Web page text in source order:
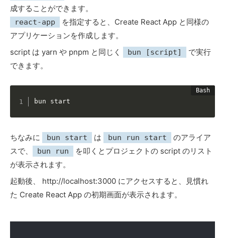
成することができます。
react-app
を指定すると、Create React App と同様の
アプリケーションを作成します。
script は yarn や pnpm と同じく
bun [script]
で実行
できます。
bun start
ちなみに bun start は bun run start
のアライア
スで、
bun run
を叩くとプロジェクトの script のリスト
が表示されます。
起動後、 http://localhost:3000 にアクセスすると、見慣れ
た Create React App の初期画面が表示されます。